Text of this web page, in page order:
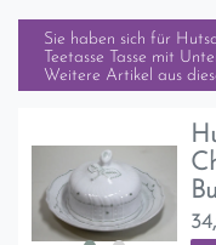
Sie haben sich für
Teetasse Tasse mit
Weitere Artikel aus